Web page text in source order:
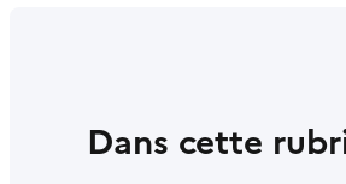
Dans cette